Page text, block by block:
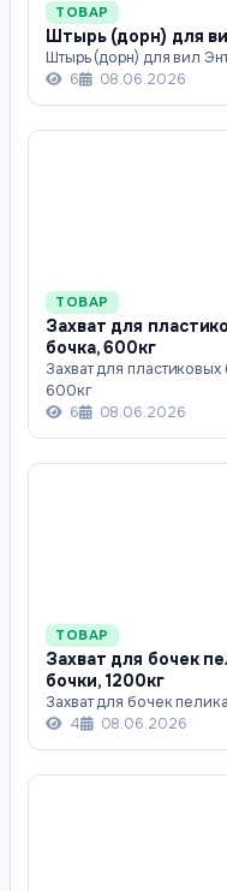
ТОВАР
Штырь (дорн) для
Штырь (дорн) для вил
6
08.06.2026
ТОВАР
Захват для
бочка, 600кг
Захват для
600кг
6
08.06.2026
ТОВАР
Захват для бочек
бочки, 1200кг
Захват для бочек
4
08.06.2026